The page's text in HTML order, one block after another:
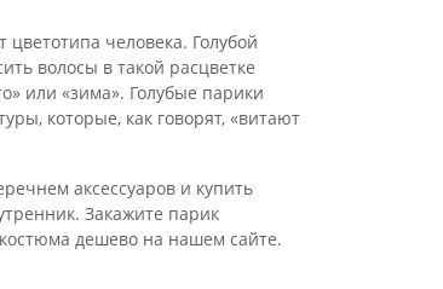
человека. Голубой
волосы в такой расцветке
или «зима». Голубые парики
которые, как говорят, «витают
аксессуаров и купить
Закажите парик
дешево на нашем сайте.